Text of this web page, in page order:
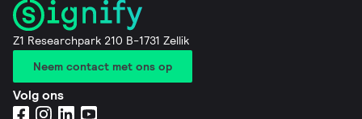
Z1 Researchpark 210 B-1731 Zellik
Neem contact met ons op
Volg ons